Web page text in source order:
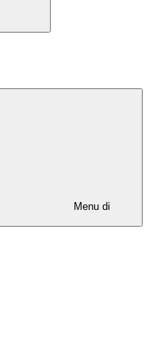
Menu di